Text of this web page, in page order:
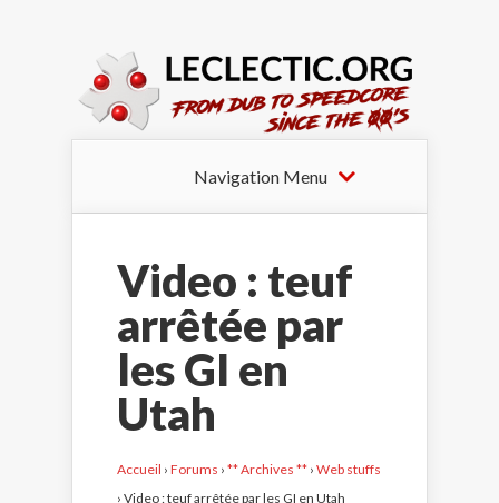
Navigation Menu
Video : teuf
arrêtée par
les GI en
Utah
Accueil › Forums › ** Archives ** › Web stuffs
› Video : teuf arrêtée par les GI en Utah